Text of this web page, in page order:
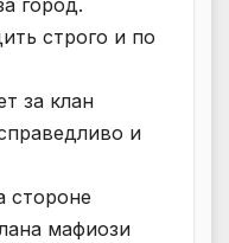
город.
строго и по
за клан
и
стороне
мафиози